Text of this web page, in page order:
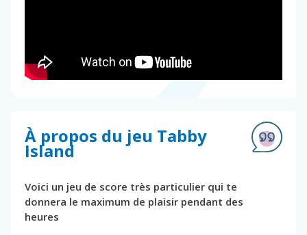
À propos du jeu Tabby
Island
Voici un jeu de score très particulier qui te
donnera le maximum de plaisir pendant des
heures